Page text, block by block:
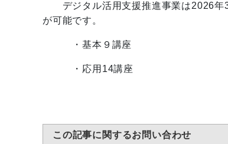
デジタル活用支援推進事業は2026年3
が可能です。
・基本９講座
・応用14講座
この記事に関するお問い合わせ